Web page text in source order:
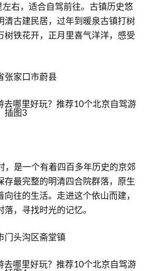
右，适合自驾前往。古镇历史悠
清古建民居，过年到暖泉古镇打树
树铁花开，正月里喜气洋洋，感受
张家口市蔚县
，是一个有着四百多年历史的京郊
存最完整的明清四合院群落，原生
往的生活。走进这个依山而建，
，寻找时光的记忆。
门头沟区斋堂镇